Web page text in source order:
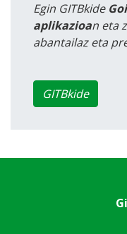
Egin GITBkide
aplikazioan eta
abantailaz eta
GITBkide